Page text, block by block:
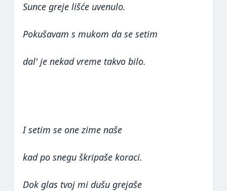
Sunce greje lišće uvenulo.
Pokušavam s mukom da se setim
dal' je nekad vreme takvo bilo.
I setim se one zime naše
kad po snegu škripaše koraci.
Dok glas tvoj mi dušu grejaše